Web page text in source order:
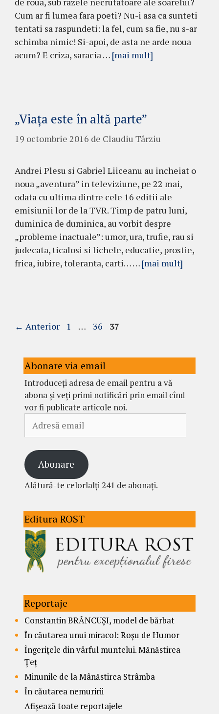
Cum ar fi lumea fara poeti? Nu-i asa ca sunteti
tentati sa raspundeti: la fel, cum sa fie, nu s-ar
schimba nimic! Si-apoi, de asta ne arde noua
acum? E criza, saracia … [mai mult]
„Viața este în altă parte”
19 octombrie 2016 de Claudiu Târziu
Andrei Plesu si Gabriel Liiceanu au incheiat o
noua „aventura” in televiziune, pe 22 mai,
odata cu ultima dintre cele 16 editii ale
emisiunii lor de la TVR. Timp de patru luni,
duminica de duminica, au vorbit despre
„probleme inactuale”: umor, ura, trufie, rau si
judecata, ticalosi si lichele, educatie, prostie,
frica, iubire, toleranta, carti… … [mai mult]
← Anterior Pagina
1 … Pagina
36 Pagina
37
Abonare via email
Introduceți adresa de email pentru a vă
abona și veți primi notificări prin email cînd
vor fi publicate articole noi.
email
Abonare
Alătură-te celorlalți 241 de abonați.
Editura ROST
Reportaje
Constantin BRÂNCUȘI, model de bărbat
În căutarea unui miracol: Roșu de Humor
Îngerițele din vârful muntelui. Mănăstirea
Țeț
Minunile de la Mânăstirea Strâmba
În căutarea nemuririi
Afișează toate reportajele